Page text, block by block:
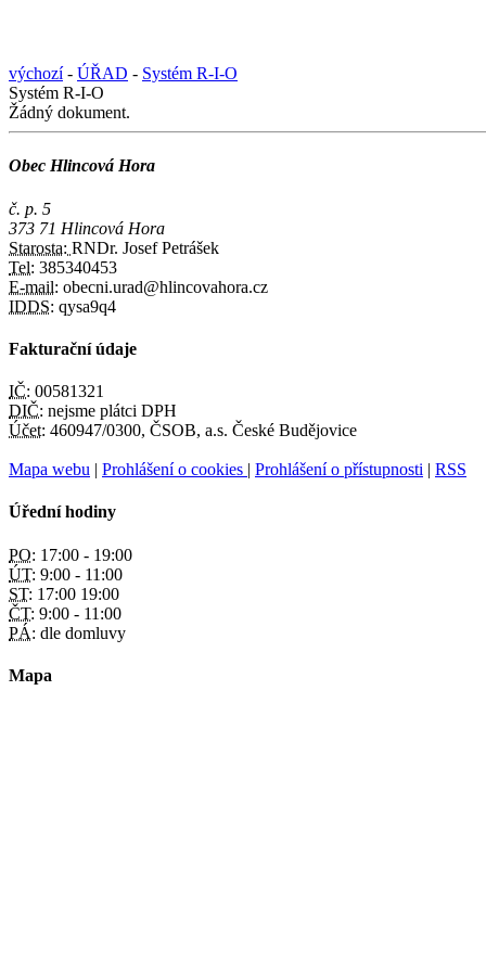
výchozí- ÚŘAD - Systém R-I-O
Systém R-I-O
Žádný dokument.
Obec Hlincová Hora
č. p. 5
373 71 Hlincová Hora
Starosta: RNDr. Josef Petrášek
Tel: 385340453
E-mail: obecni.urad@hlincovahora.cz
IDDS: qysa9q4
Fakturační údaje
IČ: 00581321
DIČ: nejsme plátci DPH
Účet: 460947/0300, ČSOB, a.s. České Budějovice
Mapa webu | Prohlášení o cookies | Prohlášení o přístupnosti | RSS
Úřední hodiny
PO: 17:00 - 19:00
ÚT: 9:00 - 11:00
ST: 17:00 19:00
ČT: 9:00 - 11:00
PÁ: dle domluvy
Mapa